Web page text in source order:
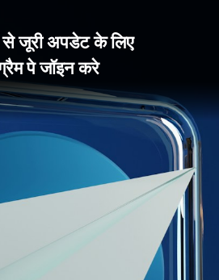
से जूरी अपडेट के लिए
पे जॉइन करे